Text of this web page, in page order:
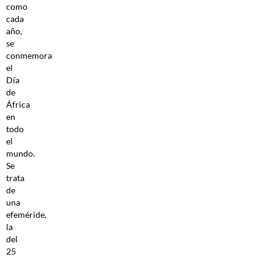
como
cada
año,
se
conmemora
el
Día
de
África
en
todo
el
mundo.
Se
trata
de
una
efeméride,
la
del
25